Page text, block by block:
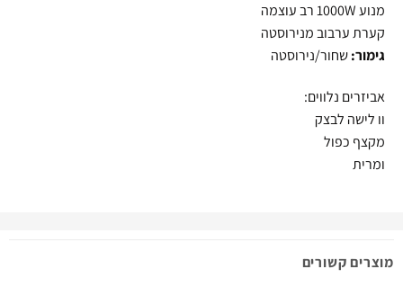
מנוע 1000W רב עוצמה
קערת ערבוב מנירוסטה
גימור:שחור/נירוסטה
אביזרים נלווים:
וו לישה לבצק
מקצף כפול
ומרית
מוצרים קשורים